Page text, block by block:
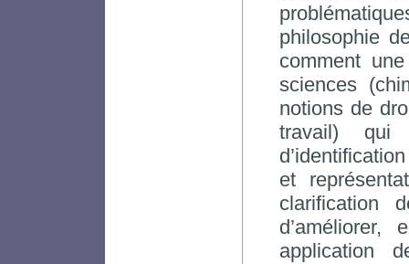
philosophie
comment
sciences
notions de
travail) qui
et
clarification
application